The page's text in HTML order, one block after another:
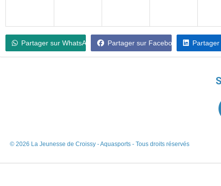
Partager sur WhatsApp Partager sur Facebook
© 2026 La Jeunesse de Croissy - Aquasports - Tous droits réservés